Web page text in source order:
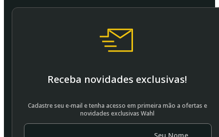
Receba novidades exclusivas!
Cadastre seu e-mail e tenha acesso em primeira mão a ofertas e
novidades exclusivas Wahl
Seu Nome